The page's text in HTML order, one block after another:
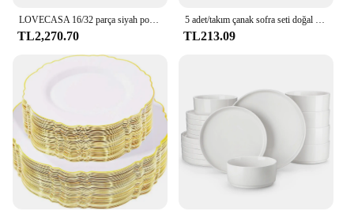
LOVECASA 16/32 parça siyah porselen yemek takımı altın Trim tatlı tabağı, yemek tabağı, fincan, kase sofra seti
TL2,270.70
5 adet/takım çanak sofra seti doğal bambu elyaf kase fincan kaşık plaka çatal besleme yemekleri ile çocuklar için eşyaları toptan
TL213.09